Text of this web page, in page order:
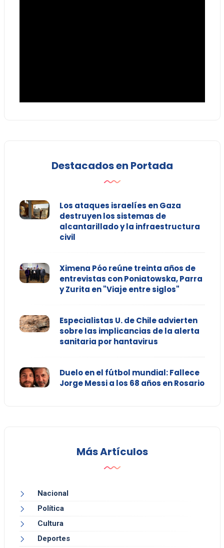
Destacados en Portada
Los ataques israelíes en Gaza
destruyen los sistemas de
alcantarillado y la infraestructura
civil
Ximena Póo reúne treinta años de
entrevistas con Poniatowska, Parra
y Zurita en "Viaje entre siglos"
Especialistas U. de Chile advierten
sobre las implicancias de la alerta
sanitaria por hantavirus
Duelo en el fútbol mundial: Fallece
Jorge Messi a los 68 años en Rosario
Más Artículos
Nacional
Política
Cultura
Deportes